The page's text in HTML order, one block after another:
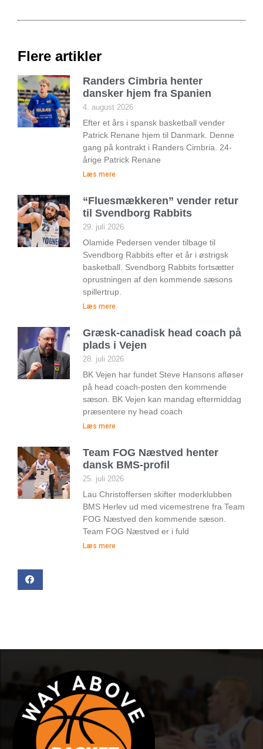
Flere artikler
Randers Cimbria henter
dansker hjem fra Spanien
4. august 2026
Efter et års i spansk basketball vender
Patrick Renane hjem til Danmark. Denne
gang på kontrakt i Randers Cimbria. 24-
årige Patrick Renane
Læs mere
“Fluesmækkeren” vender retur
til Svendborg Rabbits
29. juli 2026
Olamide Pedersen vender tilbage til
Svendborg Rabbits efter et år i østrigsk
basketball. Svendborg Rabbits fortsætter
oprustningen af den kommende sæsons
spillertrup.
Læs mere
Græsk-canadisk head coach på
plads i Vejen
28. juli 2026
BK Vejen har fundet Steve Hansons afløser
på head coach-posten den kommende
sæson. BK Vejen kan mandag eftermiddag
præsentere ny head coach
Læs mere
Team FOG Næstved henter
dansk BMS-profil
25. juli 2026
Lau Christoffersen skifter moderklubben
BMS Herlev ud med vicemestrene fra Team
FOG Næstved den kommende sæson.
Team FOG Næstved er i fuld
Læs mere